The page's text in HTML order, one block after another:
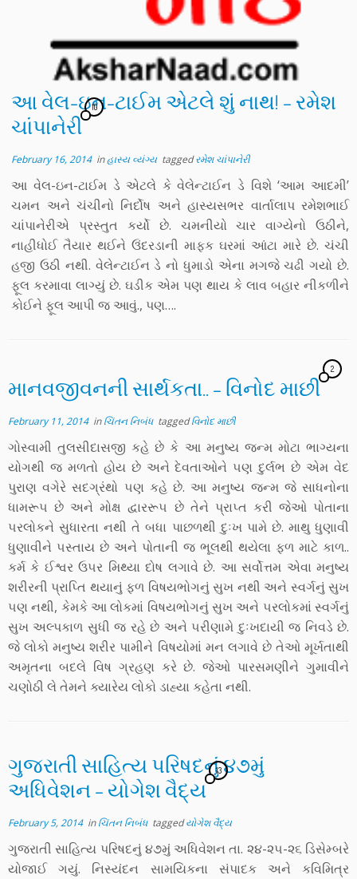
આ વેલ-ઇન-ટાઈમ એટલે શું નાથ! – રમેશ
ચાંપાનેરી
10
February 16, 2014inહાસ્ય વ્યંગ્ય taggedરમેશ ચાંપાનેરી
આ વેલ-ઇન-ટાઈમ ડે એટલે કે વેલેન્ટાઈન ડે વિશે ‘આમ આદમી’
ચમન અને ચંચીનો નિર્દોષ અને હાસ્યસભર વાર્તાલાપ રમેશભાઈ
ચાંપાનેરીએ પ્રસ્તુત કર્યો છે. ચમનીયો ચાર વાગ્યેનો ઉઠીને,
નાહીધોઈ તૈયાર થઈને ઉંદરડાની માફક ઘરમાં આંટા મારે છે. ચંચી
હજી ઉઠી નથી. વેલેન્ટાઈન ડે નો ધુમાડો એના મગજે ચઢી ગયો છે.
ફૂલ કરમાવા લાગ્યું છે. ઘડીક એમ પણ થાય કે લાવ બહાર નીકળીને
કોઈને ફૂલ આપી જ આવું., પણ….
માનવજીવનની સાર્થકતા.. – વિનોદ માછી
2
February 11, 2014inચિંતન નિબંધ taggedવિનોદ માછી
ગોસ્વામી તુલસીદાસજી કહે છે કે આ મનુષ્‍ય જન્મ મોટા ભાગ્યના
યોગથી જ મળતો હોય છે અને દેવતાઓને ૫ણ દુર્લભ છે એમ વેદ
પુરાણ વગેરે સદગ્રંથો ૫ણ કહે છે. આ મનુષ્‍ય જન્મ જે સાધનોના
ધામરૂ૫ છે અને મોક્ષ દ્વારરૂ૫ છે તેને પ્રાપ્‍ત કરી જેઓ પોતાના
૫રલોકને સુધારતા નથી તે બધા પાછળથી દુઃખ પામે છે. માથુ ધુણાવી
ધુણાવીને ૫સ્તાય છે અને પોતાની જ ભૂલથી થયેલા ફળ માટે કાળ..
કર્મ કે ઈશ્વર ઉ૫ર મિથ્યા દોષ લગાવે છે. આ સર્વોત્તમ એવા મનુષ્‍ય
શરીરની પ્રાપ્‍તિ થયાનું ફળ વિષયભોગનું સુખ નથી અને સ્વર્ગનું સુખ
૫ણ નથી, કેમકે આ લોકમાં વિષયભોગનું સુખ અને ૫રલોકમાં સ્વર્ગનું
સુખ અલ્પકાળ સુધી જ રહે છે અને ૫રીણામે દુઃખદાયી જ નિવડે છે.
જે લોકો મનુષ્‍ય શરીર પામીને વિષયોમાં મન લગાવે છે તેઓ મૂર્ખતાથી
અમૃતના બદલે વિષ ગ્રહણ કરે છે. જેઓ પારસમણીને ગુમાવીને
ચણોઠી લે તેમને ક્યારેય લોકો ડાહ્યા કહેતા નથી.
ગુજરાતી સાહિત્ય પરિષદનું ૪૭મું
અધિવેશન – યોગેશ વૈદ્ય
13
February 5, 2014inચિંતન નિબંધ taggedયોગેશ વૈદ્ય
ગુજરાતી સાહિત્ય પરિષદનું ૪૭મું અધિવેશન તા. ૨૪-૨૫-૨૬ ડિસેમ્બરે
યોજાઈ ગયું. નિસ્યંદન સામયિકના સંપાદક અને કવિમિત્ર